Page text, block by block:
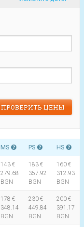
MS PS HS
143 €
279.68
BGN
183 €
357.92
BGN
160 €
312.93
BGN
178 €
348.14
BGN
230 €
449.84
BGN
200 €
391.17
BGN